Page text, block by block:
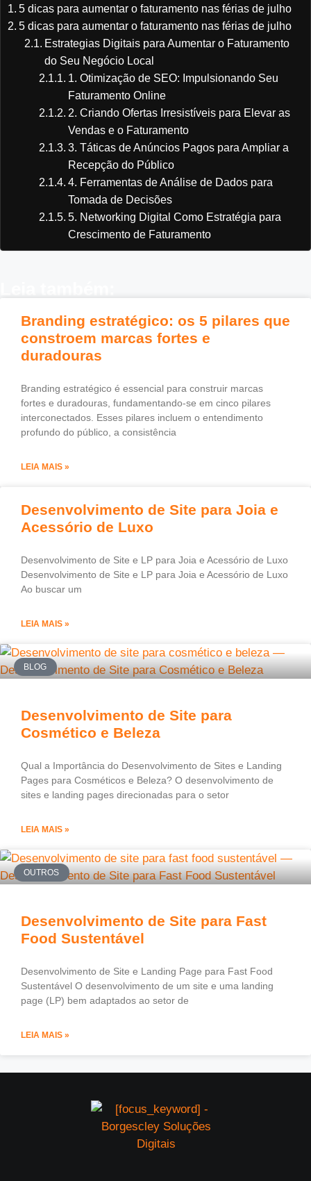
5 dicas para aumentar o faturamento nas férias de julho
5 dicas para aumentar o faturamento nas férias de julho
Estrategias Digitais para Aumentar o Faturamento
do Seu Negócio Local
1. Otimização de SEO: Impulsionando Seu
Faturamento Online
2. Criando Ofertas Irresistíveis para Elevar as
Vendas e o Faturamento
3. Táticas de Anúncios Pagos para Ampliar a
Recepção do Público
4. Ferramentas de Análise de Dados para
Tomada de Decisões
5. Networking Digital Como Estratégia para
Crescimento de Faturamento
Branding estratégico: os 5 pilares que
constroem marcas fortes e
duradouras
Branding estratégico é essencial para construir marcas
fortes e duradouras, fundamentando-se em cinco pilares
interconectados. Esses pilares incluem o entendimento
profundo do público, a consistência
LEIA MAIS »
Desenvolvimento de Site para Joia e
Acessório de Luxo
Desenvolvimento de Site e LP para Joia e Acessório de Luxo
Desenvolvimento de Site e LP para Joia e Acessório de Luxo
Ao buscar um
LEIA MAIS »
BLOG
Desenvolvimento de Site para
Cosmético e Beleza
Qual a Importância do Desenvolvimento de Sites e Landing
Pages para Cosméticos e Beleza? O desenvolvimento de
sites e landing pages direcionadas para o setor
LEIA MAIS »
OUTROS
Desenvolvimento de Site para Fast
Food Sustentável
Desenvolvimento de Site e Landing Page para Fast Food
Sustentável O desenvolvimento de um site e uma landing
page (LP) bem adaptados ao setor de
LEIA MAIS »